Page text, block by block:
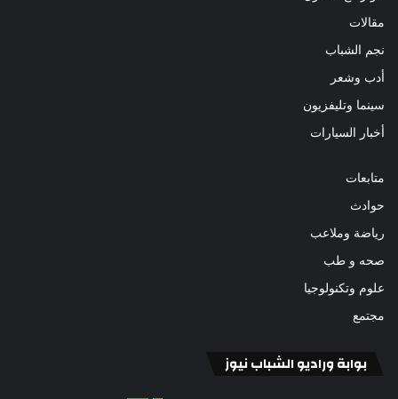
مقالات
نجم الشباب
أدب وشعر
سينما وتليفزيون
أخبار السيارات
متابعات
حوادث
رياضة وملاعب
صحه و طب
علوم وتكنولوجيا
مجتمع
بوابة وراديو الشباب نيوز